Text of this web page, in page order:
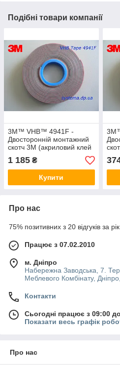
Подібні товари компанії
3M™ VHB™ 4941F -
Двосторонній монтажний
скотч 3M (акриловий клей
в стрічці), 19,0х1,1 мм,
рулон 3 м
1 185 ₴
Купити
в
Про нас
75% позитивних з 20 відгуків за рік
Працює з 07.02.2010
м. Дніпро
Набережна Заводська, 7.
Меблевого Комбінату,
Контакти
Сьогодні працює з 09:00
Показати весь графік
Про нас